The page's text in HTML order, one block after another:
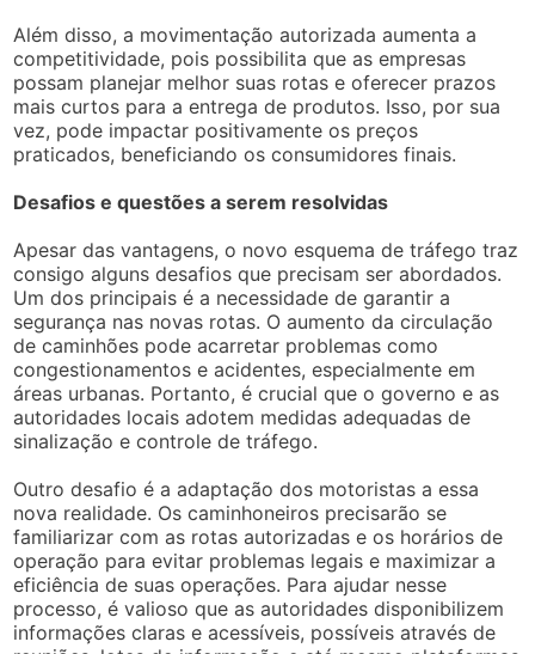
Além disso, a movimentação autorizada aumenta a
competitividade, pois possibilita que as empresas
possam planejar melhor suas rotas e oferecer prazos
mais curtos para a entrega de produtos. Isso, por sua
vez, pode impactar positivamente os preços
praticados, beneficiando os consumidores finais.
Desafios e questões a serem resolvidas
Apesar das vantagens, o novo esquema de tráfego traz
consigo alguns desafios que precisam ser abordados.
Um dos principais é a necessidade de garantir a
segurança nas novas rotas. O aumento da circulação
de caminhões pode acarretar problemas como
congestionamentos e acidentes, especialmente em
áreas urbanas. Portanto, é crucial que o governo e as
autoridades locais adotem medidas adequadas de
sinalização e controle de tráfego.
Outro desafio é a adaptação dos motoristas a essa
nova realidade. Os caminhoneiros precisarão se
familiarizar com as rotas autorizadas e os horários de
operação para evitar problemas legais e maximizar a
eficiência de suas operações. Para ajudar nesse
processo, é valioso que as autoridades disponibilizem
informações claras e acessíveis, possíveis através de